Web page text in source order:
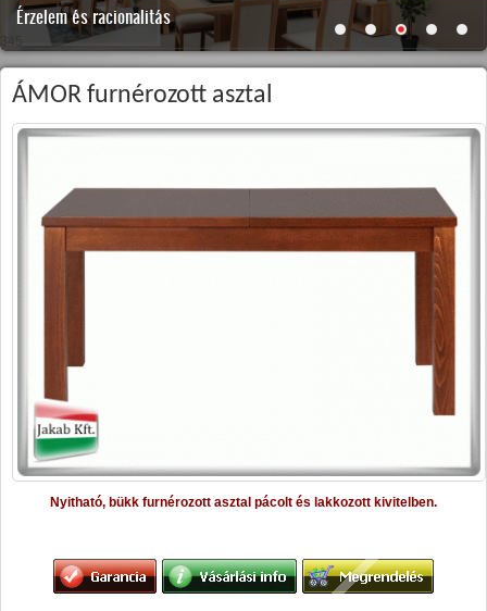
Érzelem és racionalitás
ÁMOR furnérozott asztal
Nyitható, bükk furnérozott asztal pácolt és lakkozott kivitelben.